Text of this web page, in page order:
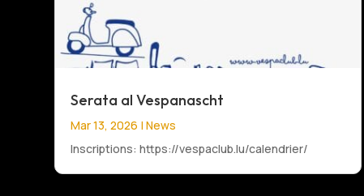
Serata al Vespanascht
Mar 13, 2026 |News
Inscriptions: https://vespaclub.lu/calendrier/